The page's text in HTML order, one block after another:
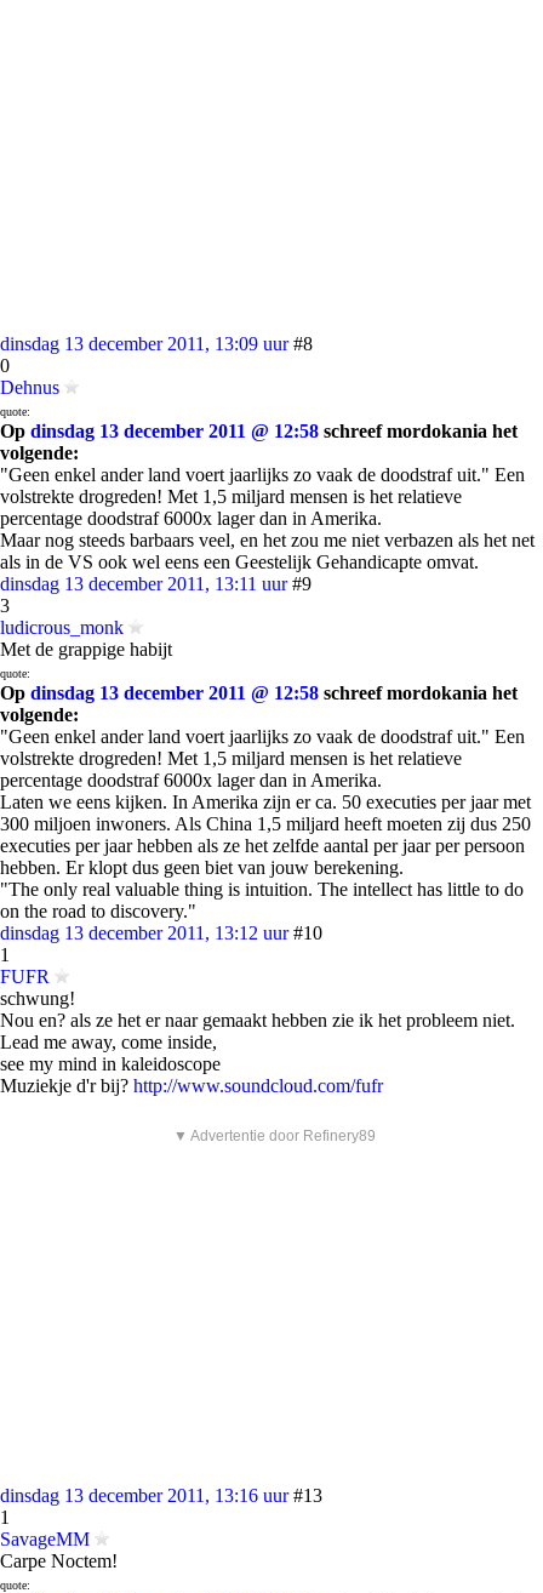
dinsdag 13 december 2011, 13:09 uur #8
0
Dehnus
quote:
Op dinsdag 13 december 2011 @ 12:58 schreef mordokania het
volgende:
"Geen enkel ander land voert jaarlijks zo vaak de doodstraf uit." Een
volstrekte drogreden! Met 1,5 miljard mensen is het relatieve
percentage doodstraf 6000x lager dan in Amerika.
Maar nog steeds barbaars veel, en het zou me niet verbazen als het net
als in de VS ook wel eens een Geestelijk Gehandicapte omvat.
dinsdag 13 december 2011, 13:11 uur #9
3
ludicrous_monk
Met de grappige habijt
quote:
Op dinsdag 13 december 2011 @ 12:58 schreef mordokania het
volgende:
"Geen enkel ander land voert jaarlijks zo vaak de doodstraf uit." Een
volstrekte drogreden! Met 1,5 miljard mensen is het relatieve
percentage doodstraf 6000x lager dan in Amerika.
Laten we eens kijken. In Amerika zijn er ca. 50 executies per jaar met
300 miljoen inwoners. Als China 1,5 miljard heeft moeten zij dus 250
executies per jaar hebben als ze het zelfde aantal per jaar per persoon
hebben. Er klopt dus geen biet van jouw berekening.
"The only real valuable thing is intuition. The intellect has little to do
on the road to discovery."
dinsdag 13 december 2011, 13:12 uur #10
1
FUFR
schwung!
Nou en? als ze het er naar gemaakt hebben zie ik het probleem niet.
Lead me away, come inside,
see my mind in kaleidoscope
Muziekje d'r bij? http://www.soundcloud.com/fufr
▼ Advertentie door Refinery89
dinsdag 13 december 2011, 13:16 uur #13
1
SavageMM
Carpe Noctem!
quote: